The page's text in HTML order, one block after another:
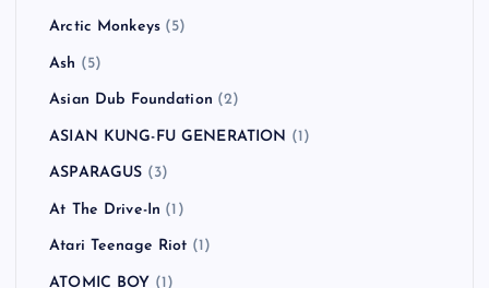
Arctic Monkeys (5)
Ash (5)
Asian Dub Foundation (2)
ASIAN KUNG-FU GENERATION (1)
ASPARAGUS (3)
At The Drive-In (1)
Atari Teenage Riot (1)
ATOMIC BOY (1)